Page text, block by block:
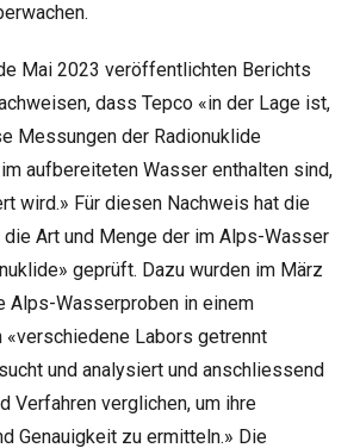
Mai 2023 veröffentlichten Berichts
dass Tepco «in der Lage ist,
Messungen der Radionuklide
aufbereiteten Wasser enthalten sind,
wird.» Für diesen Nachweis hat die
die Art und Menge der im Alps-Wasser
geprüft. Dazu wurden im März
Alps-Wasserproben in einem
«verschiedene Labors getrennt
und analysiert und anschliessend
Verfahren verglichen, um ihre
Genauigkeit zu ermitteln.» Die